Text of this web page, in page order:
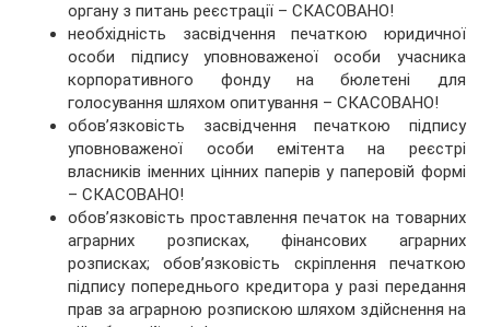
органу з питань реєстрації – СКАСОВАНО!
необхідність засвідчення печаткою юридичної
особи підпису уповноваженої особи учасника
корпоративного фонду на бюлетені для
голосування шляхом опитування – СКАСОВАНО!
обов’язковість засвідчення печаткою підпису
уповноваженої особи емітента на реєстрі
власників іменних цінних паперів у паперовій формі
– СКАСОВАНО!
обов’язковість проставлення печаток на товарних
аграрних розписках, фінансових аграрних
розписках; обов’язковість скріплення печаткою
підпису попереднього кредитора у разі передання
прав за аграрною розпискою шляхом здійснення на